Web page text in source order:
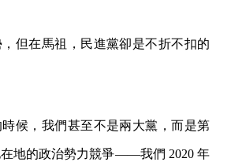
但在馬祖，民進黨卻是不折不扣的
時候，我們甚至不是兩大黨，而是第
地的政治勢力競爭——我們 2020 年